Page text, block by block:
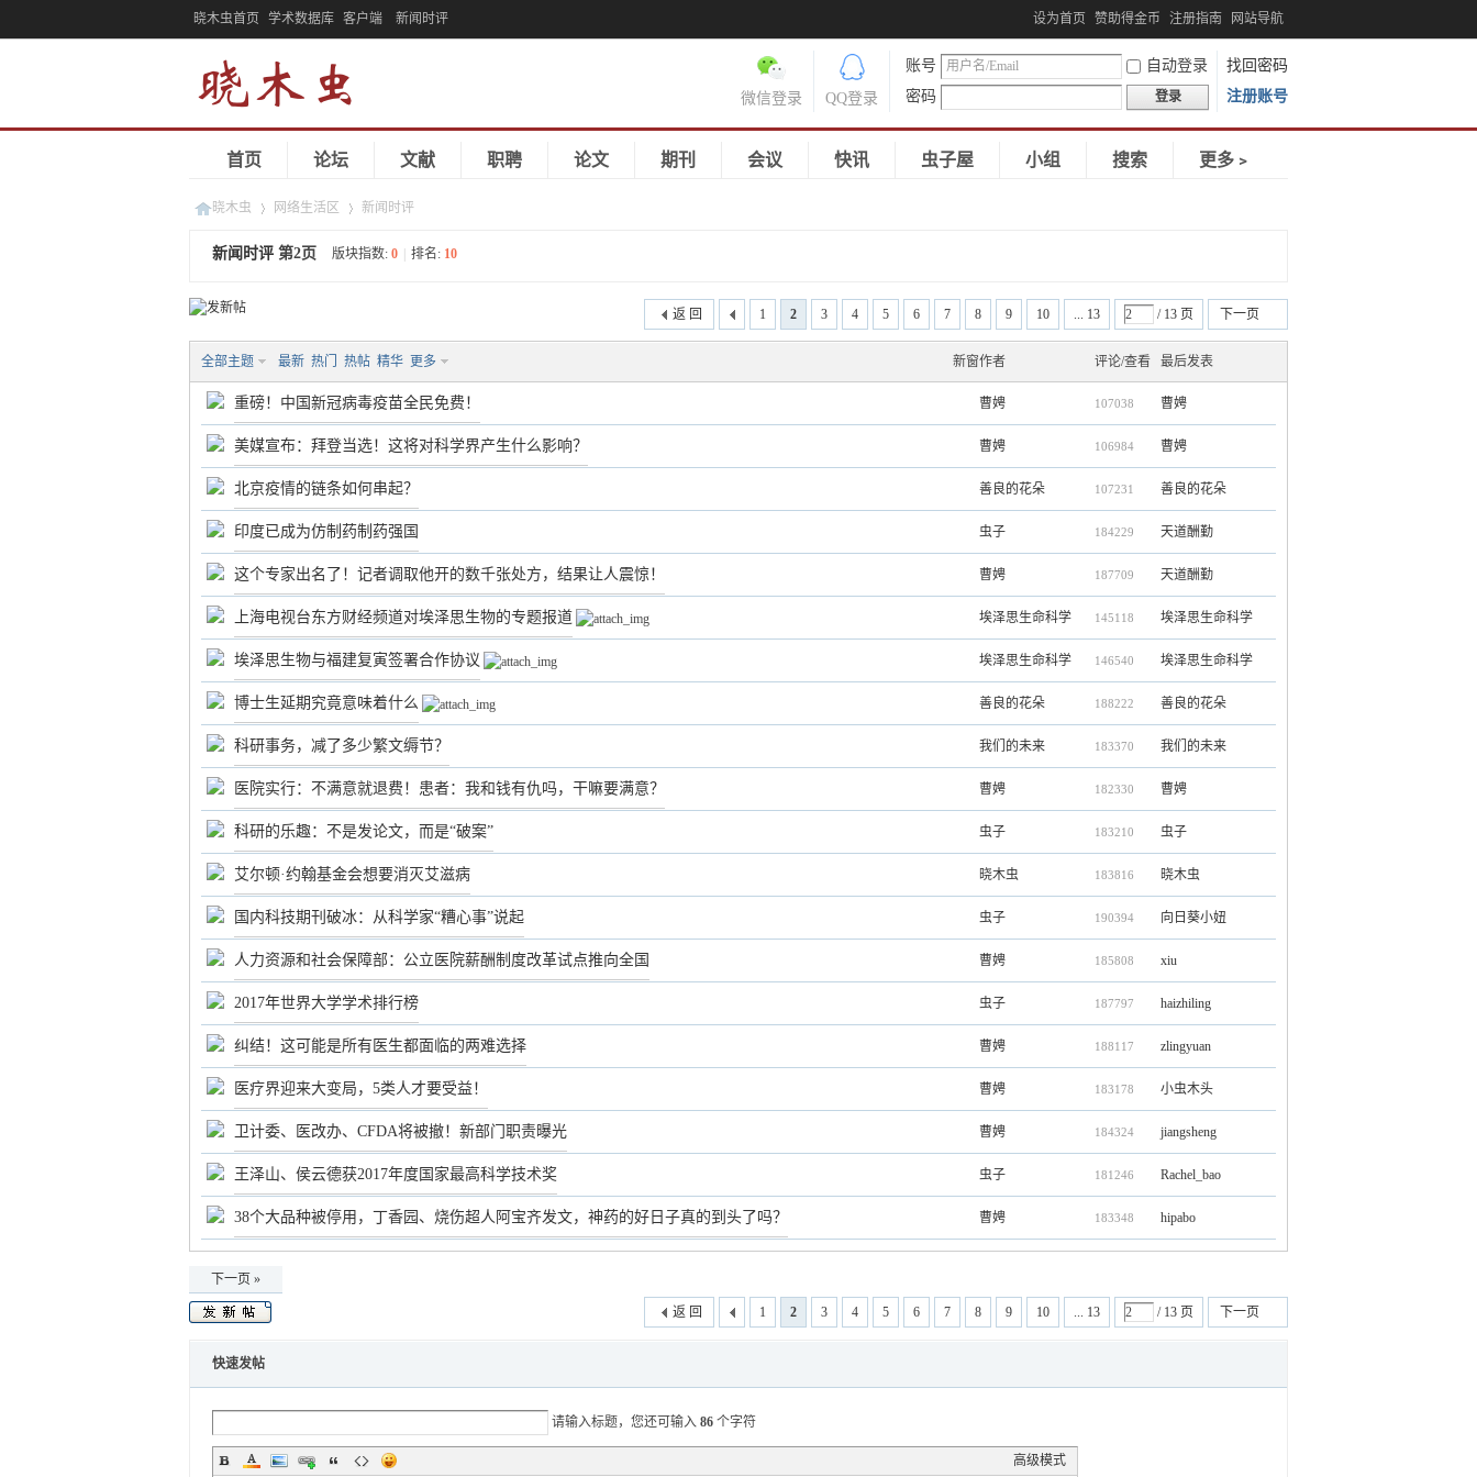
晓木虫首页 学术数据库 客户端 新闻时评 设为首页 赞助得金币 注册指南 网站导航
账号 自动登录
找回密码
密码
登录 注册账号
QQ登录
微信登录
首页 论坛 文献 职聘 论文 期刊 会议 快讯 虫子屋 小组 搜索 更多﹥
晓木虫 网络生活区 新闻时评
新闻时评 第2页 版块指数: 0 排名: 10
1 2 3 4 5 6 7 8 9 10 ... 13 / 13 页 下一页
返 回
新窗
全部主题 最新 热门 热帖 精华 更多 作者 评论/查看 最后发表
重磅！中国新冠病毒疫苗全民免费！ 曹娉 107038 曹娉
美媒宣布：拜登当选！这将对科学界产生什么影响？ 曹娉 106984 曹娉
北京疫情的链条如何串起？ 善良的花朵 107231 善良的花朵
印度已成为仿制药制药强国 虫子 184229 天道酬勤
这个专家出名了！记者调取他开的数千张处方，结果让人震惊！ 曹娉 187709 天道酬勤
上海电视台东方财经频道对埃泽思生物的专题报道 埃泽思生命科学 145118 埃泽思生命科学
埃泽思生物与福建复寅签署合作协议 埃泽思生命科学 146540 埃泽思生命科学
博士生延期究竟意味着什么 善良的花朵 188222 善良的花朵
科研事务，减了多少繁文缛节？ 我们的未来 183370 我们的未来
医院实行：不满意就退费！患者：我和钱有仇吗，干嘛要满意？ 曹娉 182330 曹娉
科研的乐趣：不是发论文，而是“破案” 虫子 183210 虫子
艾尔顿·约翰基金会想要消灭艾滋病 晓木虫 183816 晓木虫
国内科技期刊破冰：从科学家“糟心事”说起 虫子 190394 向日葵小妞
人力资源和社会保障部：公立医院薪酬制度改革试点推向全国 曹娉 185808 xiu
2017年世界大学学术排行榜 虫子 187797 haizhiling
纠结！这可能是所有医生都面临的两难选择 曹娉 188117 zlingyuan
医疗界迎来大变局，5类人才要受益！ 曹娉 183178 小虫木头
卫计委、医改办、CFDA将被撤！新部门职责曝光 曹娉 184324 jiangsheng
王泽山、侯云德获2017年度国家最高科学技术奖 虫子 181246 Rachel_bao
38个大品种被停用，丁香园、烧伤超人阿宝齐发文，神药的好日子真的到头了吗？ 曹娉 183348 hipabo
下一页 »
1 2 3 4 5 6 7 8 9 10 ... 13 / 13 页 下一页
返 回
快速发帖
请输入标题，您还可输入 86 个字符
高级模式